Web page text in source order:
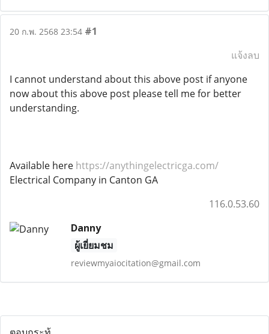
20 ก.พ. 2568 23:54 #1
แจ้งลบ
I cannot understand about this above post if anyone
now about this above post please tell me for better
understanding.
Available here https://anythingelectricga.com/
Electrical Company in Canton GA
116.0.53.60
Danny
ผู้เยี่ยมชม
reviewmyaiocitation@gmail.com